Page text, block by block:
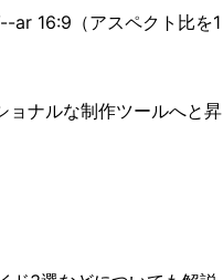
ar 16:9（アスペクト比を1
ョナルな制作ツールへと昇